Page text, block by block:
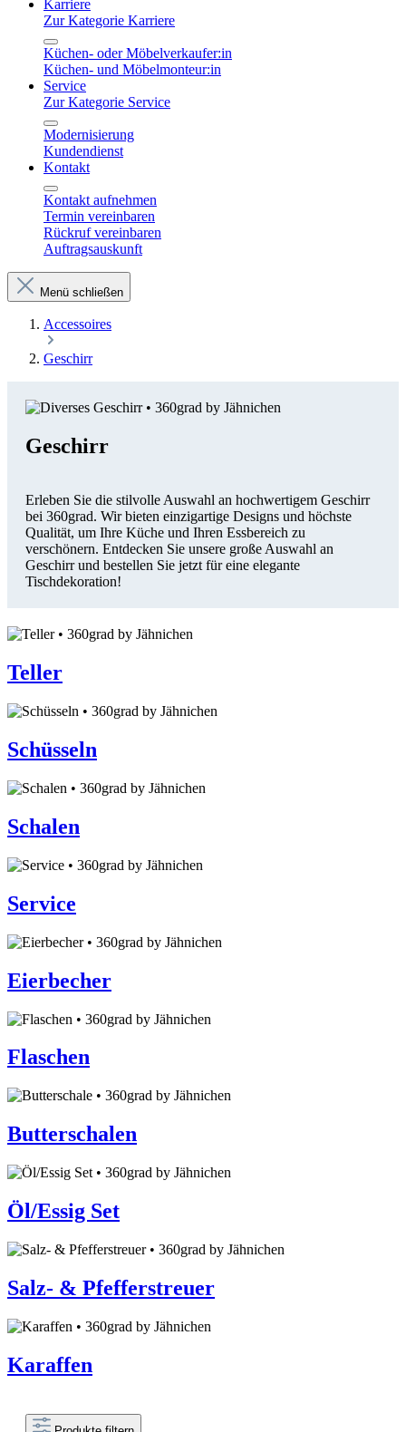
Karriere
Zur Kategorie Karriere
Küchen- oder Möbelverkaufer:in
Küchen- und Möbelmonteur:in
Service
Zur Kategorie Service
Modernisierung
Kundendienst
Kontakt
Kontakt aufnehmen
Termin vereinbaren
Rückruf vereinbaren
Auftragsauskunft
Menü schließen
Accessoires
Geschirr
Geschirr
Erleben Sie die stilvolle Auswahl an hochwertigem Geschirr
bei 360grad. Wir bieten einzigartige Designs und höchste
Qualität, um Ihre Küche und Ihren Essbereich zu
verschönern. Entdecken Sie unsere große Auswahl an
Geschirr und bestellen Sie jetzt für eine elegante
Tischdekoration!
Teller
Schüsseln
Schalen
Service
Eierbecher
Flaschen
Butterschalen
Öl/Essig Set
Salz- & Pfefferstreuer
Karaffen